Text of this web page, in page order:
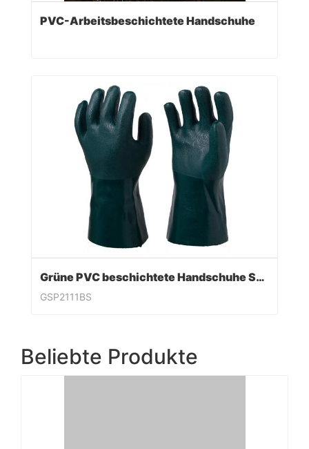
PVC-Arbeitsbeschichtete Handschuhe
Grüne PVC beschichtete Handschuhe Sandy Finish
GSP2111BS
Beliebte Produkte